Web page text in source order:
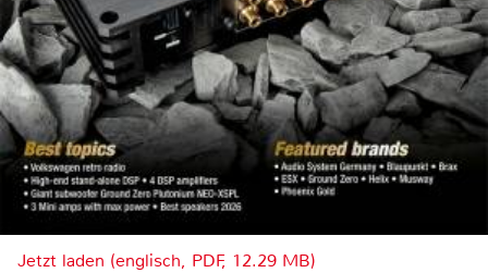
Jetzt laden (englisch, PDF, 12.29 MB)